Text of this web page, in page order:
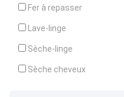
Fer à repasser
Lave-linge
Sèche-linge
Sèche cheveux